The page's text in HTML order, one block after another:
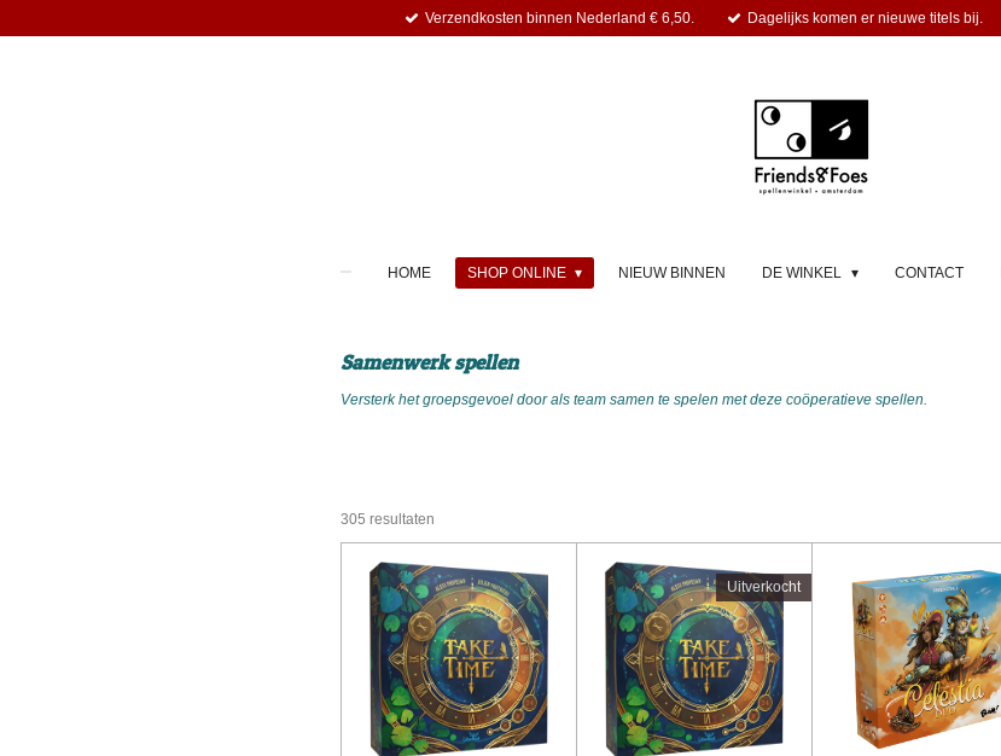
Verzendkosten binnen Nederland € 6,50. Dagelijks komen er nieuwe titels bij.
HOME SHOP ONLINE NIEUW BINNEN DE WINKEL CONTACT
Samenwerk spellen
Versterk het groepsgevoel door als team samen te spelen met deze coöperatieve spellen.
305 resultaten
Uitverkocht